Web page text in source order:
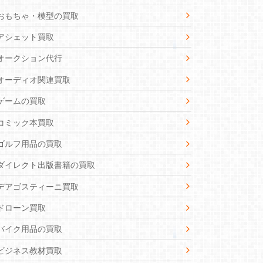
もちゃ・模型の買取
シェット買取
ークション代行
ーディオ関連買取
ームの買取
ミック本買取
ルフ用品の買取
イレクト出版書籍の買取
アゴスティーニ買取
ローン買取
イク用品の買取
ジネス教材買取